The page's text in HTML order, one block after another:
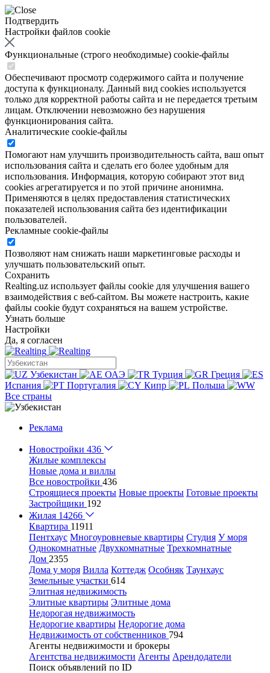
Подтвердить
Настройки файлов cookie
Функциональные (строго необходимые) cookie-файлы
Обеспечивают просмотр содержимого сайта и получение
доступа к функционалу. Данный вид cookies используется
только для корректной работы сайта и не передается третьим
лицам. Отключении невозможно без нарушения
функционирования сайта.
Аналитические cookie-файлы
Помогают нам улучшить производительность сайта, ваш опыт
использования сайта и сделать его более удобным для
использования. Информация, которую собирают этот вид
cookies агрегатируется и по этой причине анонимна.
Применяются в целях предоставления статистических
показателей использования сайта без идентификации
пользователей.
Рекламные cookie-файлы
Позволяют нам снижать наши маркетинговые расходы и
улучшать пользовательский опыт.
Сохранить
Realting.uz использует файлы cookie для улучшения вашего
взаимодействия с веб-сайтом. Вы можете настроить, какие
файлы cookie будут сохраняться на вашем устройстве.
Узнать больше
Настройки
Да, я согласен
Узбекистан ОАЭ Турция
Греция
Испания
Португалия Кипр
Польша
Все страны
Реклама
Новостройки 436
Жилые комплексы
Новые дома и виллы
Все новостройки 436
Строящиеся проекты Новые проекты Готовые проекты
Застройщики 192
Жилая 14266
Квартира 11911
Пентхаус Многоуровневые квартиры Студия У моря
Однокомнатные Двухкомнатные Трехкомнатные
Дом 2355
Дома у моря Вилла Коттедж Особняк Таунхаус
Земельные участки 614
Элитная недвижимость
Элитные квартиры Элитные дома
Недорогая недвижимость
Недорогие квартиры Недорогие дома
Недвижимость от собственников 794
Агенты недвижимости и брокеры
Агентства недвижимости Агенты Арендодатели
Поиск объявлений по ID